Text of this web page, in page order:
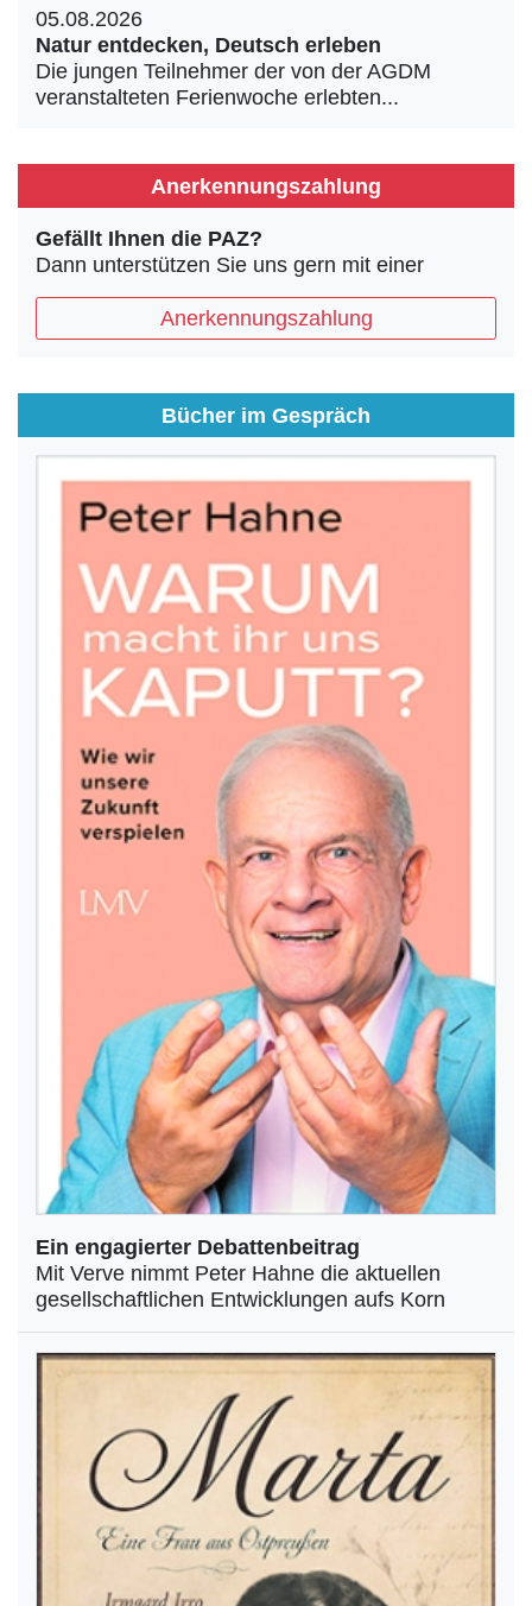
05.08.2026
Natur entdecken, Deutsch erleben
Die jungen Teilnehmer der von der AGDM
veranstalteten Ferienwoche erlebten...
Anerkennungszahlung
Gefällt Ihnen die PAZ?
Dann unterstützen Sie uns gern mit einer
Anerkennungszahlung
Bücher im Gespräch
Ein engagierter Debattenbeitrag
Mit Verve nimmt Peter Hahne die aktuellen
gesellschaftlichen Entwicklungen aufs Korn